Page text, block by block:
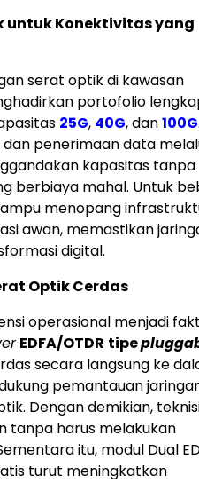
untuk Konektivitas yang
serat optik di kawasan
portofolio
25G, 40G, dan100G.
penerimaan data
kapasitas tanpa
berbiaya mahal. Untuk
menopang
awan, memastikan
digital.
Optik Cerdas
operasional menjadi
EDFA/OTDR tipe
secara langsung ke
pemantauan
Dengan demikian,
tanpa harus melakukan
itu, modul Dual
turut meningkatkan